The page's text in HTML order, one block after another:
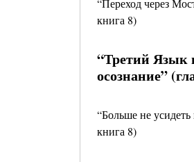
“Переход через
книга 8)
“Третий Язык
осознание”
“Больше не усидеть
книга 8)